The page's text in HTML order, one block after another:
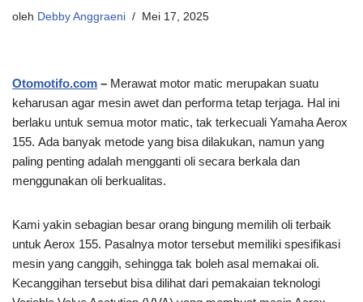
oleh Debby Anggraeni Mei 17, 2025
Otomotifo.com – Merawat motor matic merupakan suatu
keharusan agar mesin awet dan performa tetap terjaga. Hal ini
berlaku untuk semua motor matic, tak terkecuali Yamaha Aerox
155. Ada banyak metode yang bisa dilakukan, namun yang
paling penting adalah mengganti oli secara berkala dan
menggunakan oli berkualitas.
Kami yakin sebagian besar orang bingung memilih oli terbaik
untuk Aerox 155. Pasalnya motor tersebut memiliki spesifikasi
mesin yang canggih, sehingga tak boleh asal memakai oli.
Kecanggihan tersebut bisa dilihat dari pemakaian teknologi